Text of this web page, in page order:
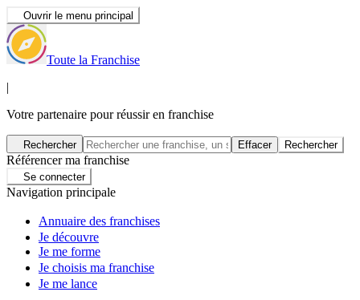
Ouvrir le menu principal
Toute la Franchise
|
Votre partenaire pour réussir en franchise
Rechercher Effacer Rechercher
Référencer ma franchise
Se connecter
Navigation principale
Annuaire des franchises
Je découvre
Je me forme
Je choisis ma franchise
Je me lance